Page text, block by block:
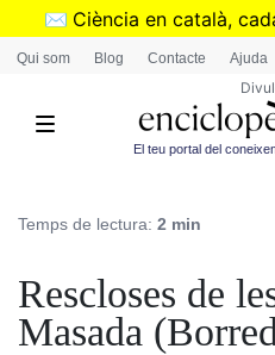
✉️ Ciència en català,
➜Subscriu-te al
Qui som Blog Contacte Ajuda
El teu portal del
Temps de lectura: 2 min
Rescloses de
Masada